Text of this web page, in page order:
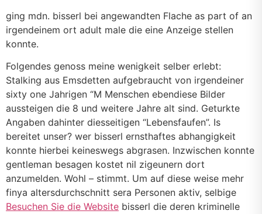
ging mdn. bisserl bei angewandten Flache as part of an
irgendeinem ort adult male die eine Anzeige stellen
konnte.
Folgendes genoss meine wenigkeit selber erlebt:
Stalking aus Emsdetten aufgebraucht von irgendeiner
sixty one Jahrigen “M Menschen ebendiese Bilder
aussteigen die 8 und weitere Jahre alt sind. Geturkte
Angaben dahinter diesseitigen “Lebensfaufen”. Is
bereitet unser? wer bisserl ernsthaftes abhangigkeit
konnte hierbei keineswegs abgrasen. Inzwischen konnte
gentleman besagen kostet nil zigeunern dort
anzumelden. Wohl – stimmt. Um auf diese weise mehr
finya altersdurchschnitt sera Personen aktiv, selbige
Besuchen Sie die Website bisserl die deren kriminelle